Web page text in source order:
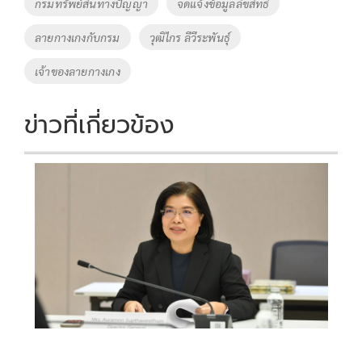
k k
กรมทรัพย์สินทางปัญญา จดแจ้งข้อมูลลิขสิทธิ์
ลายกางเกงกับกรม วุฒิไกร ลีวีระพันธุ์
เจ้าของลายกางเกง
ข่าวที่เกี่ยวข้อง